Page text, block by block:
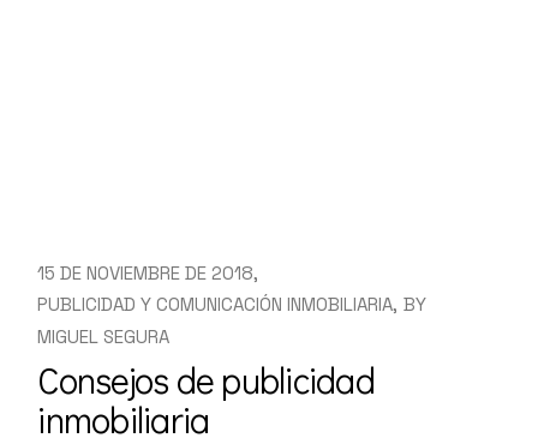
15 DE NOVIEMBRE DE 2018
PUBLICIDAD Y COMUNICACIÓN INMOBILIARIA BY
MIGUEL SEGURA
Consejos de publicidad
inmobiliaria